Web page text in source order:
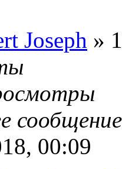
Joseph »
00:09